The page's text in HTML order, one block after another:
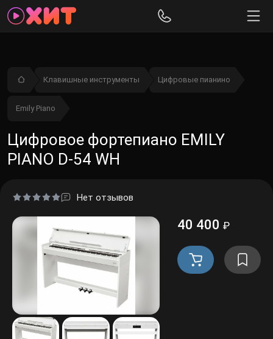
Надежность и качество, которые ценят музыканты по всему
миру.
Клавишные инструменты Цифровые пианино
Emily Piano
Цифровое фортепиано EMILY
PIANO D-54 WH
Нет отзывов
40 400 ₽